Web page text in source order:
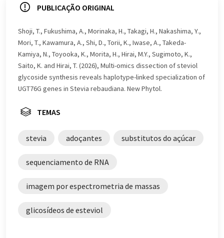
LUMITOS oferece essas traduções automáticas para
Como este artigo foi traduzido com tradução
automática, é possível que contenha erros de
vocabulário, sintaxe ou gramática. O artigo original em
Inglês pode ser encontradoaqui.
PUBLICAÇÃO ORIGINAL
Shoji, T., Fukushima, A., Morinaka, H., Takagi, H., Nakashima, Y.,
Mori, T., Kawamura, A., Shi, D., Torii, K., Iwase, A., Takeda-
Kamiya, N., Toyooka, K., Morita, H., Hirai, M.Y., Sugimoto, K.,
Saito, K. and Hirai, T. (2026), Multi-omics dissection of steviol
glycoside synthesis reveals haplotype-linked specialization of
UGT76G genes in Stevia rebaudiana. New Phytol.
TEMAS
stevia adoçantes substitutos do açúcar
sequenciamento de RNA
imagem por espectrometria de massas
glicosídeos de esteviol